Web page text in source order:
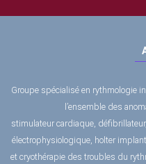
Groupe spécialisé en rythmologie
l’ensemble des
stimulateur cardiaque,
électrophysiologique, holter
et cryothérapie des troubles du